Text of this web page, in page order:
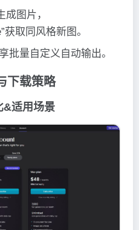
图片，
获取同风格新图。
批量自定义自动输出。
下载策略
&适用场景